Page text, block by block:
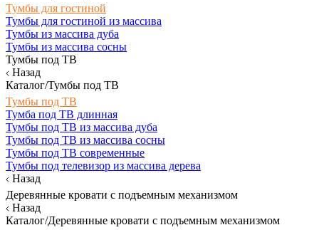
Тумбы для гостиной
Тумбы для гостиной из массива
Тумбы из массива дуба
Тумбы из массива сосны
Тумбы под ТВ
Назад
Каталог/Тумбы под ТВ
Тумбы под ТВ
Тумба под ТВ длинная
Тумбы под ТВ из массива дуба
Тумбы под ТВ из массива сосны
Тумбы под ТВ современные
Тумбы под телевизор из массива дерева
Назад
Деревянные кровати с подъемным механизмом
Назад
Каталог/Деревянные кровати с подъемным механизмом